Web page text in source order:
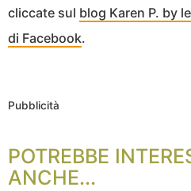
cliccate sul blog Karen P. by
di Facebook.
Pubblicità
POTREBBE
ANCHE...